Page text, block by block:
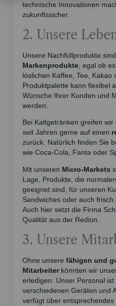
technische Innovationen
zukunftssicher.
2. Unsere
Unsere Nachfüllprodukte
Markenprodukte , egal ob
löslichen Kaffee, Tee, Kakao
Produktpalette kann flexibel
Wünsche Ihrer Kunden und
werden.
Bei Kaltgetränken greifen wir
seit Jahren gerne auf einen
zurück. Natürlich finden Sie
wie Coca-Cola, Fanta oder
Mit unseren Micro-Markets
Lage, Produkte, die
geeignet sind, für unseren
Sandwiches oder auch frisch
Auch hier setzt die Firma
Qualität aus der Redion.
3. Unsere
Ohne unsere fähigen und
Mitarbeiterkönnten wir
erledigen. Unser Personal ist
verschiedenen Geräten und
verfügt über